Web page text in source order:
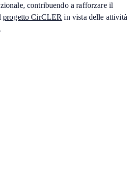
contribuendo a rafforzare il
progetto CirCLER in vista delle attività